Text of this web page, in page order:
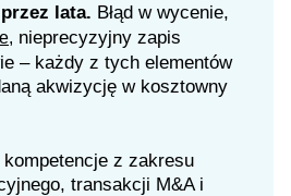
lata. Błąd w wycenie,
nieprecyzyjny zapis
– każdy z tych elementów
akwizycję w kosztowny
z zakresu
transakcji M&A i